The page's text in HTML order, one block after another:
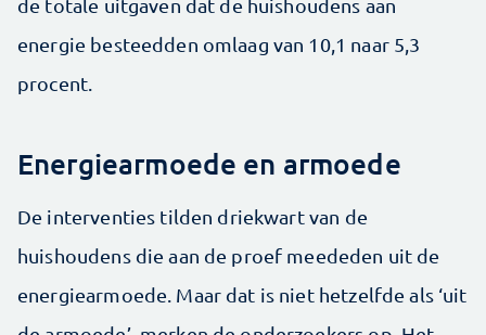
de totale uitgaven dat de huishoudens aan
energie besteedden omlaag van 10,1 naar 5,3
procent.
Energiearmoede en armoede
De interventies tilden driekwart van de
huishoudens die aan de proef meededen uit de
energiearmoede. Maar dat is niet hetzelfde als ‘uit